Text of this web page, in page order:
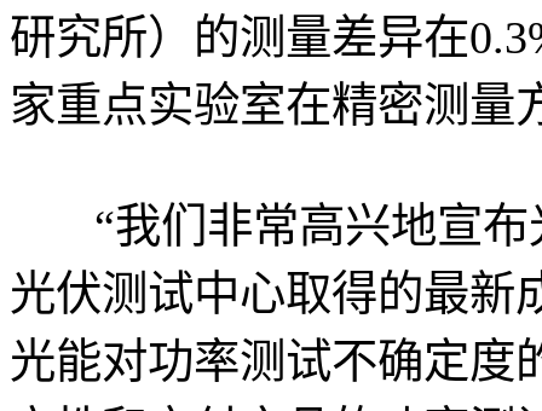
研究所）的测量差异在
家重点实验室在精密测量
“我们非常高兴地宣布
光伏测试中心取得的最新
光能对功率测试不确定度